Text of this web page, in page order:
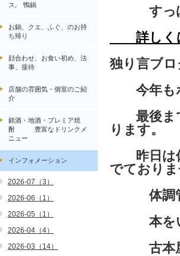
すっぽ
詳しく
独り言ブロ
今年も
最後まで
ります。
昨日は休
でており
体調管
本をい
古本屋
ス, 鴨鍋
お鍋、クエ、ふぐ、のお持
ち帰り
顔合わせ、お食い初め、法
事、接待
店舗の雰囲気・個室のご紹
介
銘酒・地酒・プレミア焼
酎 豊富なドリンクメ
ニュー
インフォメーション
2026-07（3）
2026-06（1）
2026-05（1）
2026-04（4）
2026-03（14）